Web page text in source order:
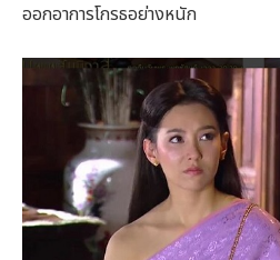
ออกอาการโกรธอย่างหนัก